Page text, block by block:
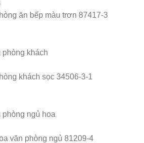
ăn bếp màu trơn 87417-3
khách sọc 34506-3-1
văn phòng ngủ 81209-4